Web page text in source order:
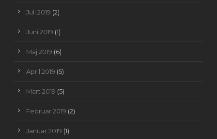
Juli 2019 (2)
Juni 2019 (1)
Maj 2019 (6)
April 2019 (5)
Mart 2019 (5)
Februar 2019 (2)
Januar 2019 (1)